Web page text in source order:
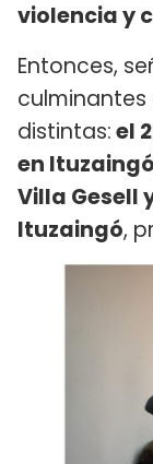
violencia y
Entonces,
distintas:el
en
Villa Gesell
Ituzaingó,